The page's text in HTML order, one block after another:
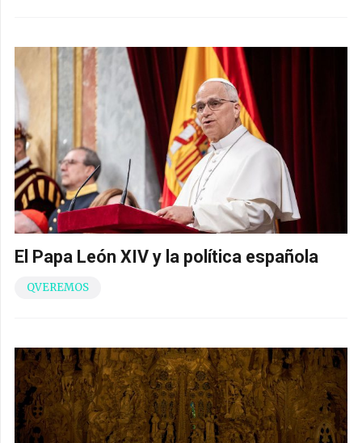
El Papa León XIV y la política española
QVEREMOS